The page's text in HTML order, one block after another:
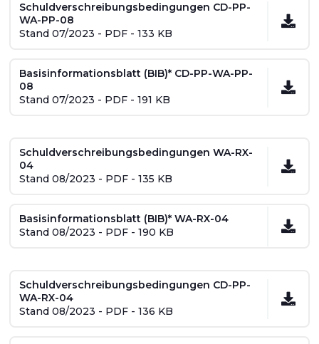
Schuldverschreibungsbedingungen CD-PP-
WA-PP-08
Stand 07/2023 - PDF - 133 KB
Basisinformationsblatt (BIB)* CD-PP-WA-PP-
08
Stand 07/2023 - PDF - 191 KB
Schuldverschreibungsbedingungen WA-RX-
04
Stand 08/2023 - PDF - 135 KB
Basisinformationsblatt (BIB)* WA-RX-04
Stand 08/2023 - PDF - 190 KB
Schuldverschreibungsbedingungen CD-PP-
WA-RX-04
Stand 08/2023 - PDF - 136 KB